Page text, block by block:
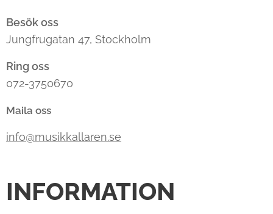
Besök oss
Jungfrugatan 47, Stockholm
Ring oss
072-3750670
Maila oss
info@musikkallaren.se
INFORMATION